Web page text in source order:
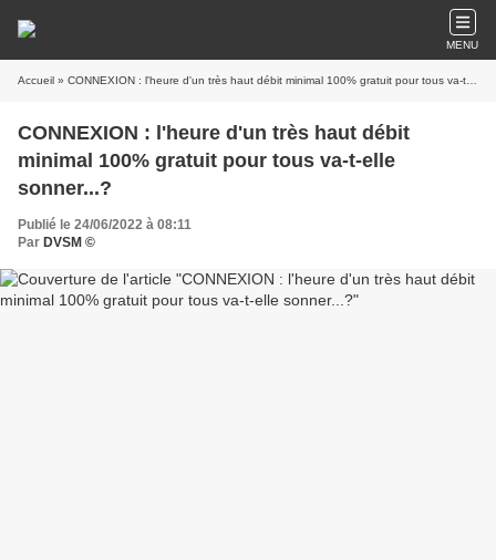
MENU
Accueil » CONNEXION : l'heure d'un très haut débit minimal 100% gratuit pour tous va-t-elle sonner...?
CONNEXION : l'heure d'un très haut débit
minimal 100% gratuit pour tous va-t-elle
sonner...?
Publié le 24/06/2022 à 08:11
Par DVSM ©